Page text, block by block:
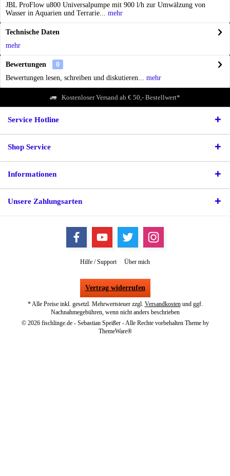
JBL ProFlow u800 Universalpumpe mit 900 l/h zur Umwälzung von
Wasser in Aquarien und Terrarie...
mehr
Technische Daten
mehr
Bewertungen
0
Bewertungen lesen, schreiben und diskutieren...
mehr
Kostenloser Versand ab € 50,- Bestellwert*
Service Hotline
Shop Service
Informationen
Unsere Zahlungsarten
Hilfe / Support Über mich
Vertrag widerrufen
* Alle Preise inkl. gesetzl. Mehrwertsteuer zzgl. Versandkostenund ggf.
Nachnahmegebühren, wenn nicht anders beschrieben
© 2026 fischlinge.de - Sebastian Speißer - Alle Rechte vorbehalten Theme by
ThemeWare®